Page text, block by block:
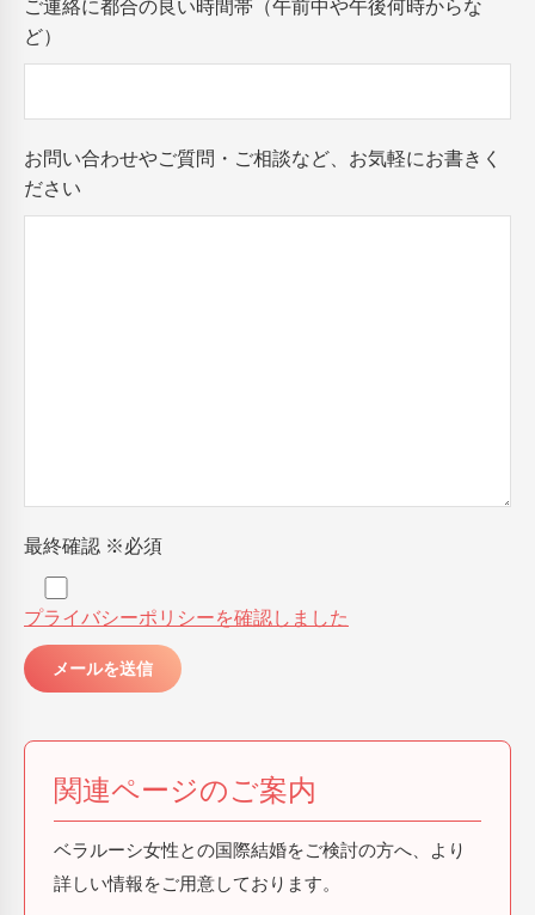
ご連絡に都合の良い時間帯（午前中や午後何時からな
ど）
お問い合わせやご質問・ご相談など、お気軽にお書きく
ださい
最終確認 ※必須
プライバシーポリシーを確認しました
関連ページのご案内
ベラルーシ女性との国際結婚をご検討の方へ、より
詳しい情報をご用意しております。